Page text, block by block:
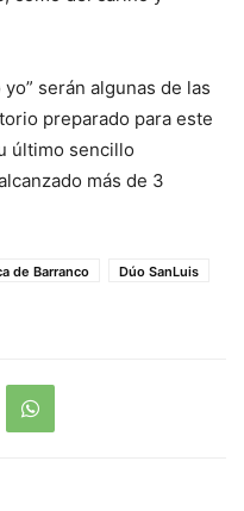
yo” serán algunas de las
preparado para este
último sencillo
más de 3
de Barranco
Dúo SanLuis